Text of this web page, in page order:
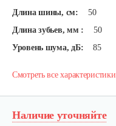
Длина шины, см:
50
Длина зубьев, мм :
50
Уровень шума, дБ:
85
Смотреть все характеристики
Наличие уточняйте